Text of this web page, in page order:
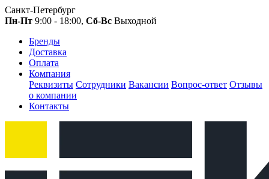
Санкт-Петербург
Пн-Пт 9:00 - 18:00, Сб-Вс Выходной
Бренды
Доставка
Оплата
Компания
Реквизиты Сотрудники Вакансии Вопрос-ответ Отзывы
о компании
Контакты